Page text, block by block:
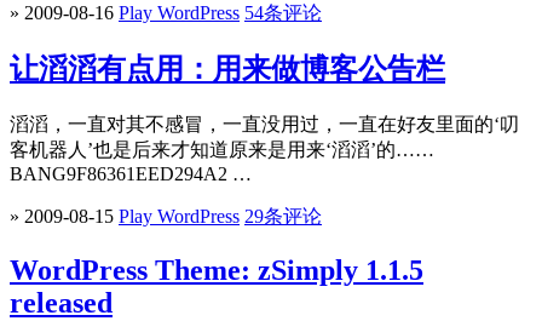
» 2009-08-16 Play WordPress 54条评论
让滔滔有点用：用来做博客公告栏
滔滔，一直对其不感冒，一直没用过，一直在好友里面的‘叨
客机器人’也是后来才知道原来是用来‘滔滔’的……
BANG9F86361EED294A2 …
» 2009-08-15 Play WordPress 29条评论
WordPress Theme: zSimply 1.1.5
released